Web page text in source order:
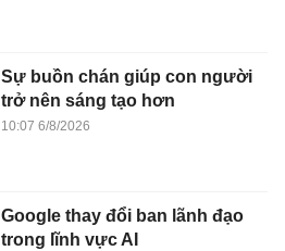
Sự buồn chán giúp con người
trở nên sáng tạo hơn
10:07 6/8/2026
Google thay đổi ban lãnh đạo
trong lĩnh vực AI